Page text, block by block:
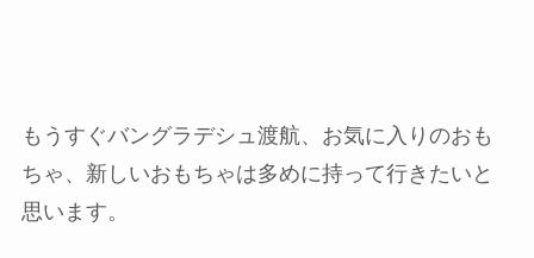
もうすぐバングラデシュ渡航、お気に入りのおも
ちゃ、新しいおもちゃは多めに持って行きたいと
思います。